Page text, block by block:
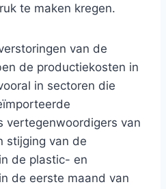
te maken kregen.
van de
de productiekosten in
in sectoren die
vertegenwoordigers van
stijging van de
de plastic- en
de eerste maand van